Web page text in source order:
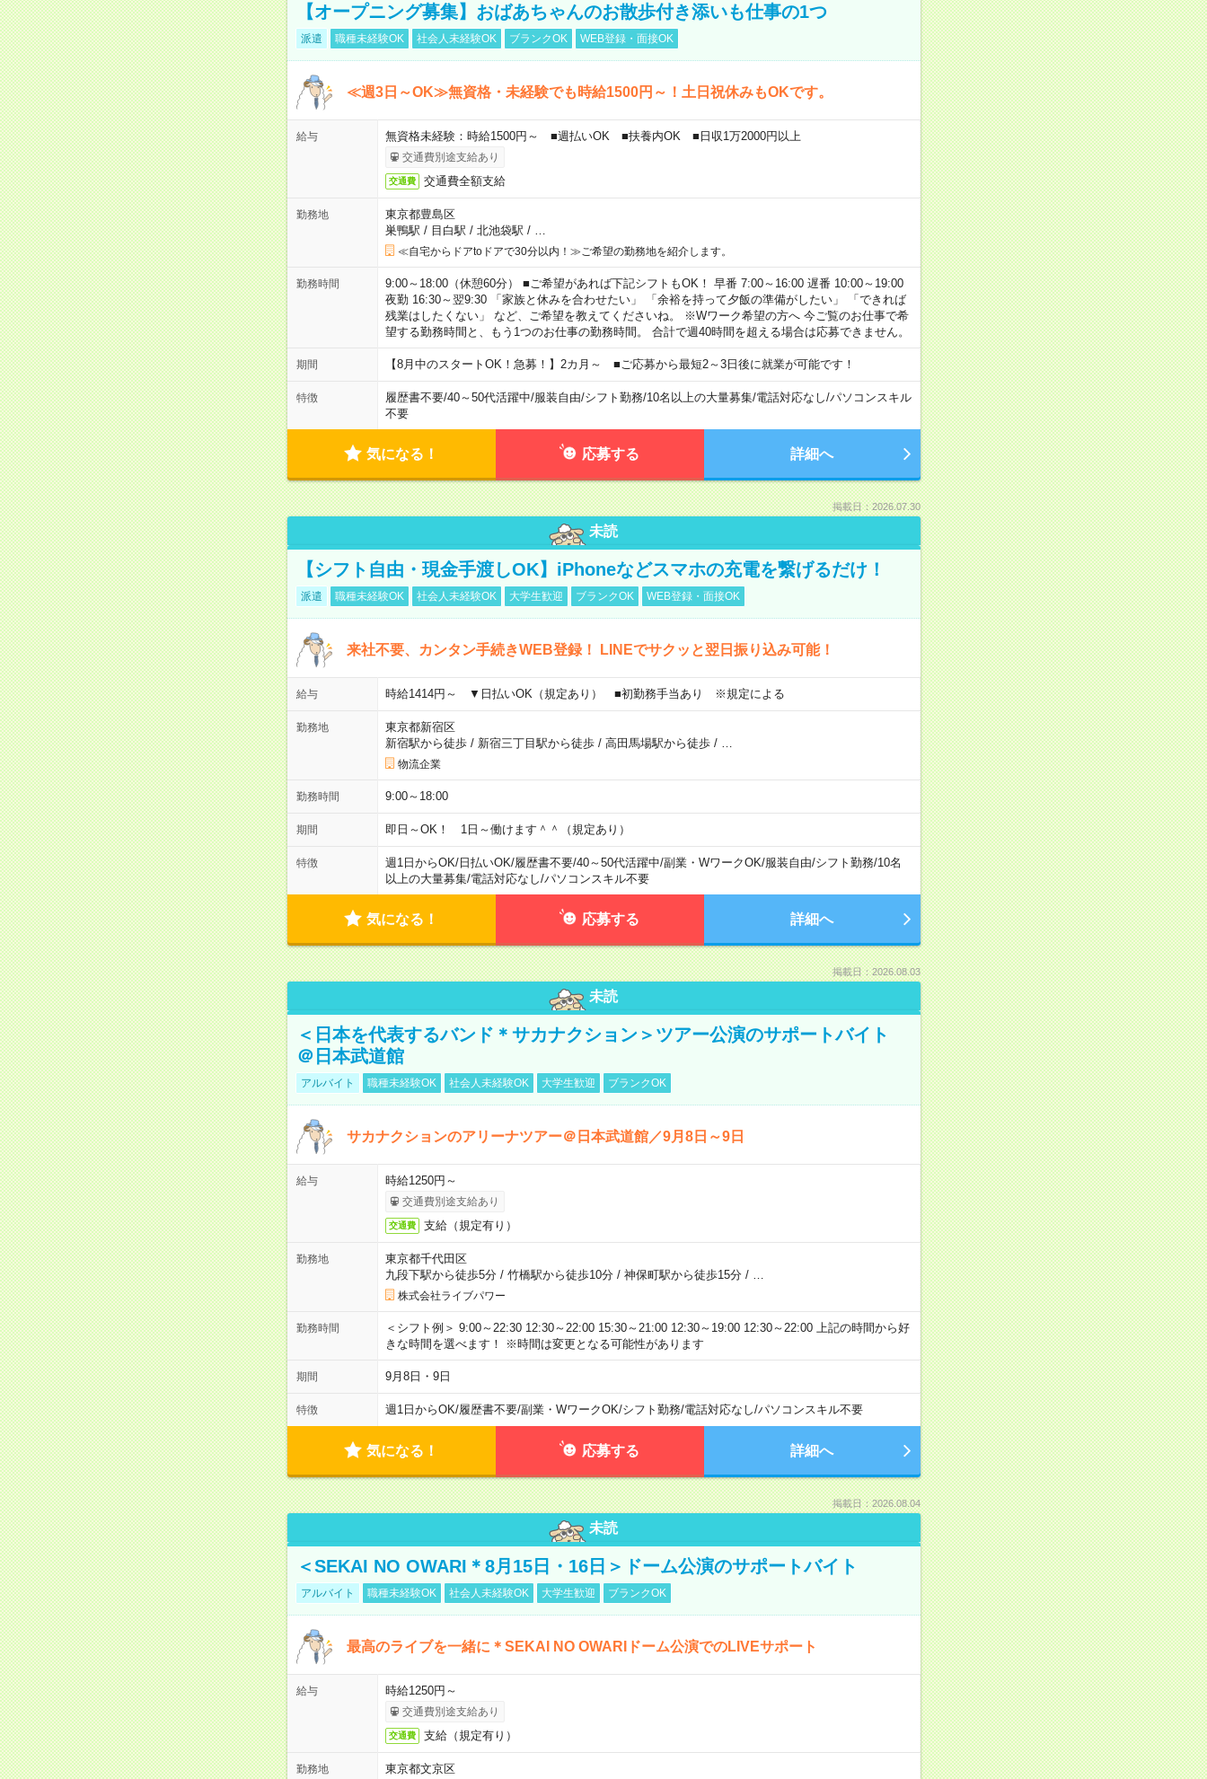
【オープニング募集】おばあちゃんのお散歩付き添いも仕事の1つ
派遣 職種未経験OK 社会人未経験OK ブランクOK WEB登録・面接OK
≪週3日～OK≫無資格・未経験でも時給1500円～！土日祝休みもOKです。
給与 無資格未経験：時給1500円～ ■週払いOK ■扶養内OK ■日収1万2000円以上
交通費別途支給あり
交通費 交通費全額支給
勤務地
東京都豊島区
巣鴨駅 / 目白駅 / 北池袋駅 /
≪自宅からドアtoドアで30分以内！≫ご希望の勤務地を紹介します。
勤務時間
9:00～18:00（休憩60分） ■ご希望があれば下記シフトもOK！ 早番 7:00～16:00 遅番 10:00～19:00
夜勤 16:30～翌9:30 「家族と休みを合わせたい」 「余裕を持って夕飯の準備がしたい」 「できれば
残業はしたくない」 など、ご希望を教えてくださいね。 ※Wワーク希望の方へ 今ご覧のお仕事で希
望する勤務時間と、もう1つのお仕事の勤務時間。 合計で週40時間を超える場合は応募できません。
期間 【8月中のスタートOK！急募！】2カ月～ ■ご応募から最短2～3日後に就業が可能です！
特徴 履歴書不要/40～50代活躍中/服装自由/シフト勤務/10名以上の大量募集/電話対応なし/パソコンスキル
不要
気になる！ 応募する 詳細へ
掲載日：2026.07.30
未読
【シフト自由・現金手渡しOK】iPhoneなどスマホの充電を繋げるだけ！
派遣 職種未経験OK 社会人未経験OK 大学生歓迎 ブランクOK WEB登録・面接OK
来社不要、カンタン手続きWEB登録！ LINEでサクッと翌日振り込み可能！
給与 時給1414円～ ▼日払いOK（規定あり） ■初勤務手当あり ※規定による
勤務地
東京都新宿区
新宿駅から徒歩/ 新宿三丁目駅から徒歩/ 高田馬場駅から徒歩/
物流企業
勤務時間 9:00～18:00
期間 即日～OK！ 1日～働けます＾＾（規定あり）
特徴 週1日からOK/日払いOK/履歴書不要/40～50代活躍中/副業・WワークOK/服装自由/シフト勤務/10名
以上の大量募集/電話対応なし/パソコンスキル不要
気になる！ 応募する 詳細へ
掲載日：2026.08.03
未読
＜日本を代表するバンド＊サカナクション＞ツアー公演のサポートバイト
＠日本武道館
アルバイト 職種未経験OK 社会人未経験OK 大学生歓迎 ブランクOK
サカナクションのアリーナツアー＠日本武道館／9月8日～9日
給与 時給1250円～
交通費別途支給あり
交通費 支給（規定有り）
勤務地
東京都千代田区
九段下駅から徒歩5分/ 竹橋駅から徒歩10分/ 神保町駅から徒歩15分/
株式会社ライブパワー
勤務時間
＜シフト例＞ 9:00～22:30 12:30～22:00 15:30～21:00 12:30～19:00 12:30～22:00 上記の時間から好
きな時間を選べます！ ※時間は変更となる可能性があります
期間 9月8日・9日
特徴 週1日からOK/履歴書不要/副業・WワークOK/シフト勤務/電話対応なし/パソコンスキル不要
気になる！ 応募する 詳細へ
掲載日：2026.08.04
未読
＜SEKAI NO OWARI＊8月15日・16日＞ドーム公演のサポートバイト
アルバイト 職種未経験OK 社会人未経験OK 大学生歓迎 ブランクOK
最高のライブを一緒に＊SEKAI NO OWARIドーム公演でのLIVEサポート
給与 時給1250円～
交通費別途支給あり
交通費 支給（規定有り）
勤務地
東京都文京区